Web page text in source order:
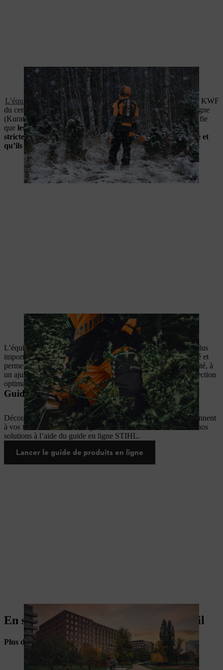
Vêtements de protection résistants aux intempéries pour une
utilisation sûre par tous les temps
L’équipement de protection STIHLa notamment reçu le label KWF
du centre de compétence pour les travaux forestiers en Allemagne
(Kuratoriums für Waldarbeit und Forsttechnik e.V.). Cela signifie
que les composants ont été testés selon les normes les plus
strictes, qu’ils sont adaptés à une utilisation professionnelle et
qu’ils sont particulièrement durables.
Équipement de protection STIHL en action, durable et certifié par le
label KWF
L’équipement de protection individuelle est le compagnon le plus
important de tout professionnel en forêt. Il augmente la sécurité et
permet un travail plus efficace dans les forêts. Veillez à la qualité, à
un ajustement et à un
entretien
régulier pour garantir une protection
optimale.
Guide des batteries pour professionnels
Découvrez quels outils à batterie et solutions de charge conviennent
à vos tâches et à votre entreprise. Passez maintenant en revue nos
solutions à l’aide du guide en ligne STIHL.
Lancer le guide de produits en ligne
En savoir plus sur la sécurité au travail
Plus d’infos pour les professionnels des travaux forestiers